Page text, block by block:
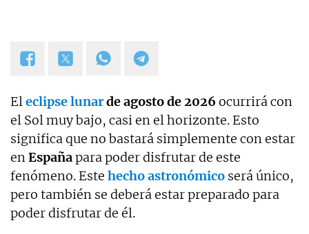
Eleclipse lunarde agosto de 2026 ocurrirá con
el Sol muy bajo, casi en el horizonte. Esto
significa que no bastará simplemente con estar
enEspañapara poder disfrutar de este
fenómeno. Este hecho astronómico será único,
pero también se deberá estar preparado para
poder disfrutar de él.